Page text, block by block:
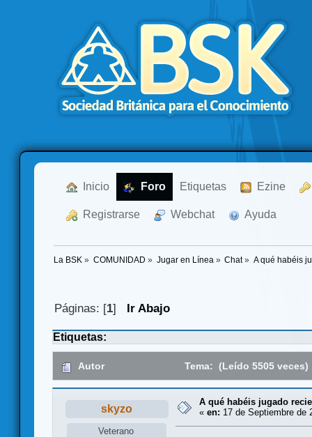
Inicio Foro Etiquetas Ezine
Registrarse Webchat Ayuda
La BSK » COMUNIDAD » Jugar en Línea » Chat» A qué habéis
Páginas: [1] Ir Abajo
Etiquetas:
Autor Tema: (Leído 5505 veces)
skyzo
Veterano
A qué habéis jugado
« en: 17 de Septiembre de